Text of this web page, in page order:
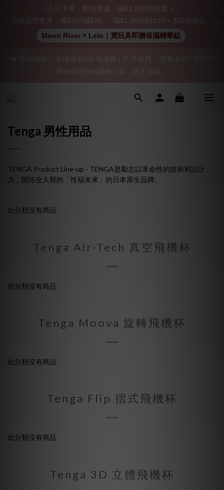
加入會員即享$20購物金  訂單商品好評再享$15購物金
「保密出貨」（無店鋪資訊、一般紙箱）、隱私保護、加密付款、
Tenga 男性用品
TENGA Product Line-up - TENGA是勵志以革命性的技術和設計
力，開拓全人類的「性福未來」的日本原生品牌。
此分類沒有商品
Tenga Air-Tech 真空飛機杯
此分類沒有商品
Tenga Moova 旋轉飛機杯
此分類沒有商品
Tenga Flip 摺式飛機杯
此分類沒有商品
Tenga 3D 立體飛機杯
⚡今日下單．即日密送．滿$1,000即包運 ⚡
新會員雙重賞：滿$300減$30 ・ 滿$1,000減$110 + $20探索金
Moon River × Lelo｜買玩具即贈保濕精華組